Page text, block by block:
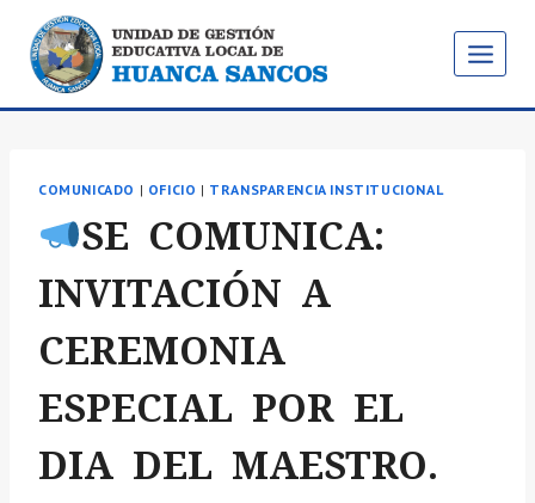
Saltar
contenido
COMUNICADO | OFICIO | TRANSPARENCIA INSTITUCIONAL
SE COMUNICA:
INVITACIÓN A
CEREMONIA
ESPECIAL POR EL
DIA DEL MAESTRO.